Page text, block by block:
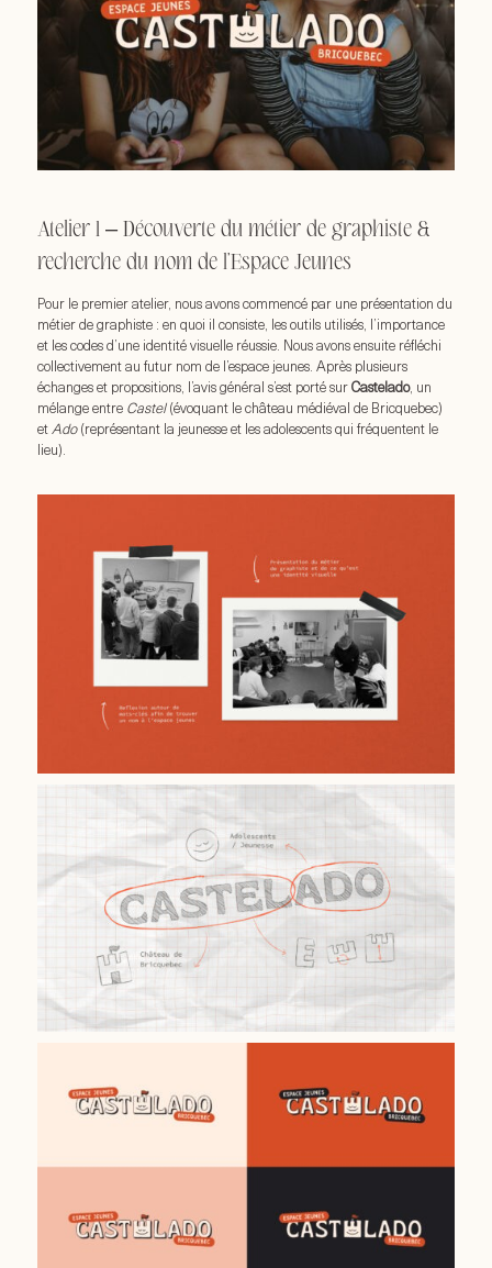
Atelier 1 – Découverte du métier de graphiste &
recherche du nom de l’Espace Jeunes
Pour le premier atelier, nous avons commencé par une présentation du
métier de graphiste : en quoi il consiste, les outils utilisés, l’importance
et les codes d’une identité visuelle réussie. Nous avons ensuite réfléchi
collectivement au futur nom de l’espace jeunes. Après plusieurs
échanges et propositions, l’avis général s’est porté sur Castelado, un
mélange entre Castel(évoquant le château médiéval de Bricquebec)
et Ado(représentant la jeunesse et les adolescents qui fréquentent le
lieu).